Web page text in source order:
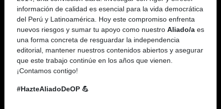
información de calidad es esencial para la vida democrática
del Perú y Latinoamérica. Hoy este compromiso enfrenta
nuevos riesgos y sumar tu apoyo como nuestro Aliado/a es
una forma concreta de resguardar la independencia
editorial, mantener nuestros contenidos abiertos y asegurar
que este trabajo continúe en los años que vienen.
¡Contamos contigo!
#HazteAliadoDeOP 💪